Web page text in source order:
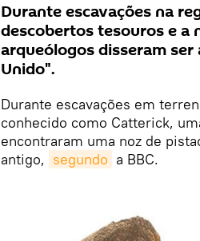
Durante escavações na
descobertos tesouros e a
arqueólogos disseram ser
Unido".
Durante escavações em
conhecido como Catterick,
encontraram uma noz de
antigo, segundo a BBC.